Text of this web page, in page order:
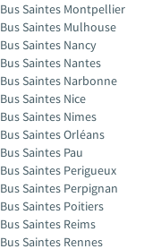
Bus Saintes Montpellier
Bus Saintes Mulhouse
Bus Saintes Nancy
Bus Saintes Nantes
Bus Saintes Narbonne
Bus Saintes Nice
Bus Saintes Nimes
Bus Saintes Orléans
Bus Saintes Pau
Bus Saintes Perigueux
Bus Saintes Perpignan
Bus Saintes Poitiers
Bus Saintes Reims
Bus Saintes Rennes